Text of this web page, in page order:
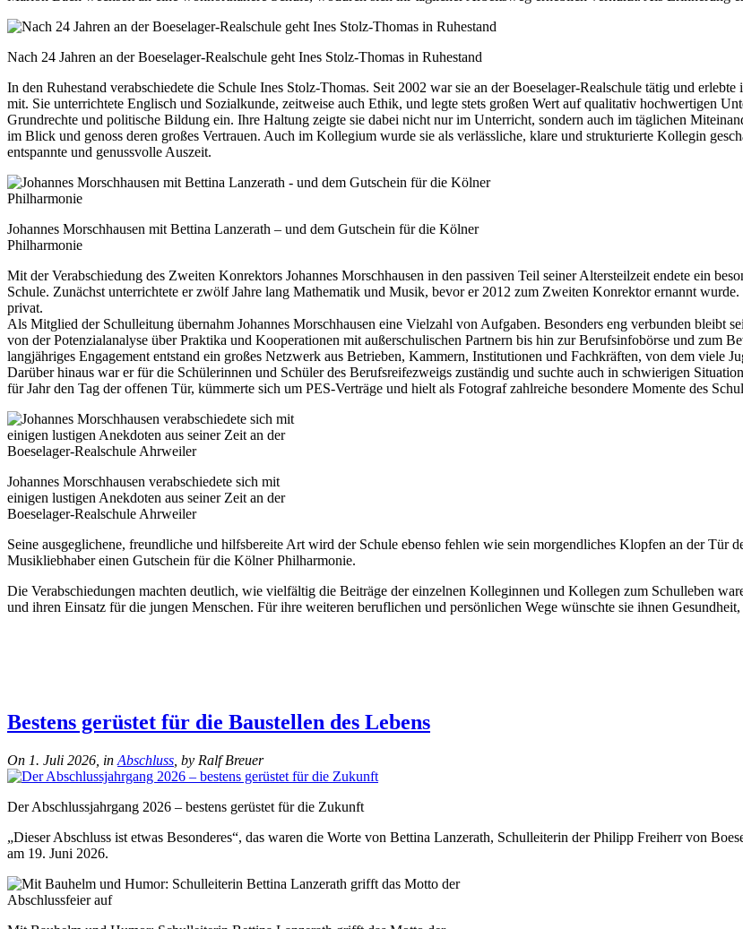
Nach 24 Jahren an der Boeselager-Realschule geht Ines Stolz-Thomas in Ruhestand
In den Ruhestand verabschiedete die Schule Ines Stolz-Thomas. Seit 2002 war sie an der Boeselager-Realschule tätig und
mit. Sie unterrichtete Englisch und Sozialkunde, zeitweise auch Ethik, und legte stets großen Wert auf qualitativ hochwertigen
Grundrechte und politische Bildung ein. Ihre Haltung zeigte sie dabei nicht nur im Unterricht, sondern auch im täglichen
im Blick und genoss deren großes Vertrauen. Auch im Kollegium wurde sie als verlässliche, klare und strukturierte Kollegin
entspannte und genussvolle Auszeit.
Johannes Morschhausen mit Bettina Lanzerath – und dem Gutschein für die Kölner
Philharmonie
Mit der Verabschiedung des Zweiten Konrektors Johannes Morschhausen in den passiven Teil seiner Altersteilzeit endete ein
Schule. Zunächst unterrichtete er zwölf Jahre lang Mathematik und Musik, bevor er 2012 zum Zweiten Konrektor ernannt
privat.
Als Mitglied der Schulleitung übernahm Johannes Morschhausen eine Vielzahl von Aufgaben. Besonders eng verbunden bleibt
von der Potenzialanalyse über Praktika und Kooperationen mit außerschulischen Partnern bis hin zur Berufsinfobörse und zum
langjähriges Engagement entstand ein großes Netzwerk aus Betrieben, Kammern, Institutionen und Fachkräften, von dem viele
Darüber hinaus war er für die Schülerinnen und Schüler des Berufsreifezweigs zuständig und suchte auch in schwierigen
für Jahr den Tag der offenen Tür, kümmerte sich um PES-Verträge und hielt als Fotograf zahlreiche besondere Momente des
Johannes Morschhausen verabschiedete sich mit
einigen lustigen Anekdoten aus seiner Zeit an der
Boeselager-Realschule Ahrweiler
Seine ausgeglichene, freundliche und hilfsbereite Art wird der Schule ebenso fehlen wie sein morgendliches Klopfen an der Tür
Musikliebhaber einen Gutschein für die Kölner Philharmonie.
Die Verabschiedungen machten deutlich, wie vielfältig die Beiträge der einzelnen Kolleginnen und Kollegen zum Schulleben
und ihren Einsatz für die jungen Menschen. Für ihre weiteren beruflichen und persönlichen Wege wünschte sie ihnen
Bestens gerüstet für die Baustellen des Lebens
On 1. Juli 2026, in Abschluss , by Ralf Breuer
Der Abschlussjahrgang 2026 – bestens gerüstet für die Zukunft
„Dieser Abschluss ist etwas Besonderes“, das waren die Worte von Bettina Lanzerath, Schulleiterin der Philipp Freiherr von
am 19. Juni 2026.